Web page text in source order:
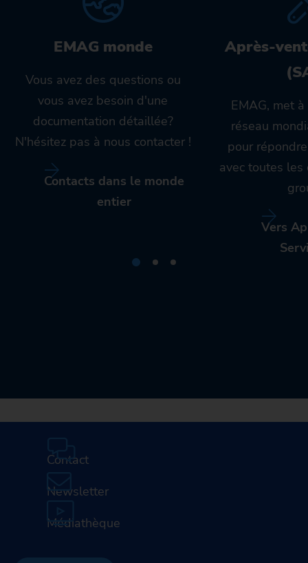
EMAG monde
Vous avez des questions ou
vous avez besoin d'une
documentation détaillée?
N'hésitez pas à nous contacter !
Contacts dans le monde
entier
Après-
EMAG, met
réseau
pour
avec toutes les
Vers
Contact
Newsletter
Médiathèque